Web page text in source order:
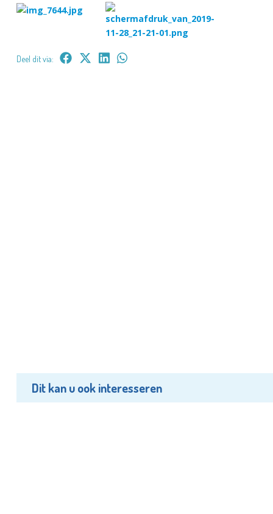
Deel dit via:
Dit kan u ook interesseren